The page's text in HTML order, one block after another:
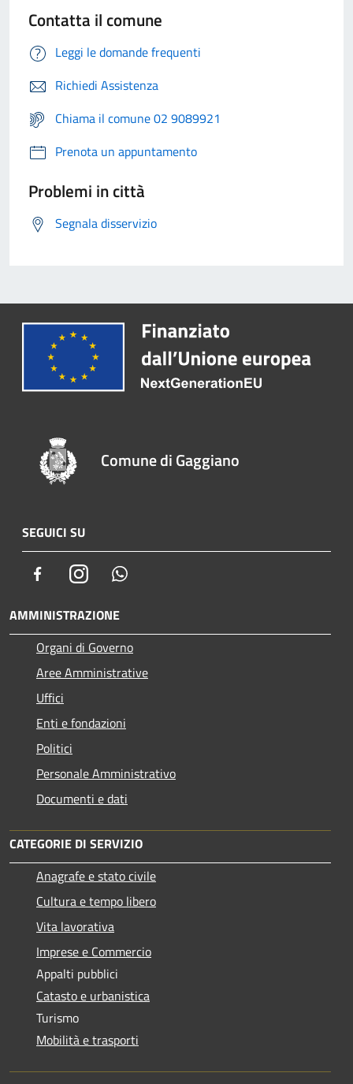
Contatta il comune
Leggi le domande frequenti
Richiedi Assistenza
Chiama il comune 02 9089921
Prenota un appuntamento
Problemi in città
Segnala disservizio
Comune di Gaggiano
SEGUICI SU
FacebookInstagram
AMMINISTRAZIONE
Organi di Governo
Aree Amministrative
Uffici
Enti e fondazioni
Politici
Personale Amministrativo
Documenti e dati
CATEGORIE DI SERVIZIO
Anagrafe e stato civile
Cultura e tempo libero
Vita lavorativa
Imprese e Commercio
Appalti pubblici
Catasto e urbanistica
Turismo
Mobilità e trasporti